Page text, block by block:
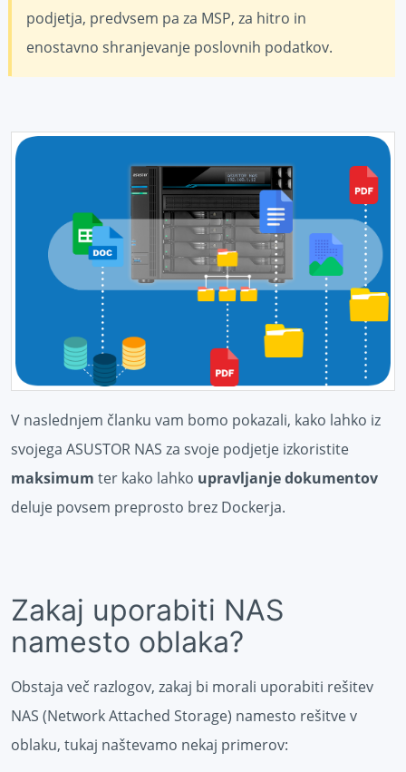
podjetja, predvsem pa za MSP, za hitro in
enostavno shranjevanje poslovnih podatkov.
V naslednjem članku vam bomo pokazali, kako lahko iz
svojega ASUSTOR NAS za svoje podjetje izkoristite
maksimum ter kako lahko upravljanje dokumentov
deluje povsem preprosto brez Dockerja.
Zakaj uporabiti NAS
namesto oblaka?
Obstaja več razlogov, zakaj bi morali uporabiti rešitev
NAS (Network Attached Storage) namesto rešitve v
oblaku, tukaj naštevamo nekaj primerov: